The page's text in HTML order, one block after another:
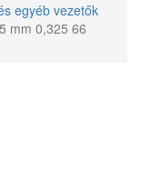
egyéb vezetők
mm 0,325 66